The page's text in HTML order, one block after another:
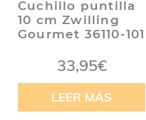
Cuchillo puntilla
10 cm Zwilling
Gourmet 36110-101
33,95€
LEER MÁS